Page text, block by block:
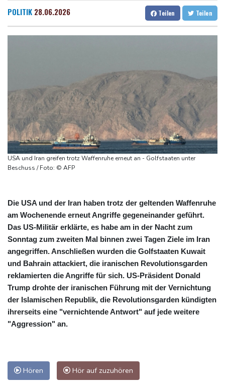
Dresden
Wien
33 °C
Salzburg
22 °C
Baden-Baden
23 °C
Höhere Trassenpreise: Länder drohen mit Klage
RWE gibt Offshore-Windparkprojekte in den USA auf
Mindestens 38 Soldaten bei Angriffen im Jemen getötet - Huthis
Niedrigwasser: Bilger für Aussetzung von Sonn- und
Feiertagsfahrverbot für Lkw
Millionendeal perfekt: Diomande wechselt nach Madrid
POLITIK 28.06.2026 Teilen Teilen
USA und Iran greifen trotz Waffenruhe erneut an - Golfstaaten unter
Beschuss / Foto: © AFP
Die USA und der Iran haben trotz der geltenden Waffenruhe
am Wochenende erneut Angriffe gegeneinander geführt.
Das US-Militär erklärte, es habe am in der Nacht zum
Sonntag zum zweiten Mal binnen zwei Tagen Ziele im Iran
angegriffen. Anschließen wurden die Golfstaaten Kuwait
und Bahrain attackiert, die iranischen Revolutionsgarden
reklamierten die Angriffe für sich. US-Präsident Donald
Trump drohte der iranischen Führung mit der Vernichtung
der Islamischen Republik, die Revolutionsgarden kündigten
ihrerseits eine "vernichtende Antwort" auf jede weitere
"Aggression" an.
Hören Hör auf zuzuhören